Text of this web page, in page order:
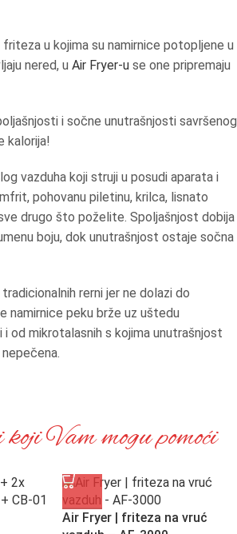
friteza u kojima su namirnice potopljene u
nered, u Air Fryer-u se one pripremaju
i sočne unutrašnjosti savršenog
kalorija!
vazduha koji struji u posudi aparata i
pohovanu piletinu, krilca, lisnato
drugo što poželite. Spoljašnjost dobija
boju, dok unutrašnjost ostaje sočna
rerni jer ne dolazi do
namirnice peku brže uz uštedu
od mikrotalasnih s kojima unutrašnjost
Vam mogu pomoći
Air Fryer | friteza na vruć